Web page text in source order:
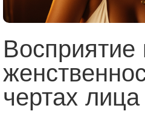
Восприятие
чертах лица